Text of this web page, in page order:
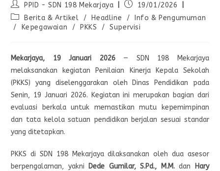
PPID - SDN 198 Mekarjaya
19/01/2026
Berita & Artikel
/ Headline /
Info & Pengumuman
/
Kepegawaian / PKKS / Supervisi
Mekarjaya, 19 Januari 2026— SDN 198 Mekarjaya
melaksanakan kegiatan Penilaian Kinerja Kepala Sekolah
(PKKS) yang diselenggarakan oleh Dinas Pendidikan pada
Senin, 19 Januari 2026. Kegiatan ini merupakan bagian dari
evaluasi berkala untuk memastikan mutu kepemimpinan
dan tata kelola satuan pendidikan berjalan sesuai standar
yang ditetapkan.
PKKS di SDN 198 Mekarjaya dilaksanakan oleh dua asesor
berpengalaman, yakni Dede Gumilar, S.Pd., M.M.dan
Hary